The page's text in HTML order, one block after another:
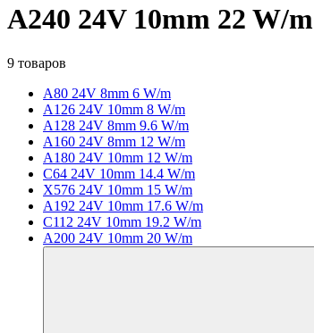
A240 24V 10mm 22 W/m
9 товаров
A80 24V 8mm 6 W/m
A126 24V 10mm 8 W/m
A128 24V 8mm 9.6 W/m
A160 24V 8mm 12 W/m
A180 24V 10mm 12 W/m
C64 24V 10mm 14.4 W/m
X576 24V 10mm 15 W/m
A192 24V 10mm 17.6 W/m
C112 24V 10mm 19.2 W/m
A200 24V 10mm 20 W/m